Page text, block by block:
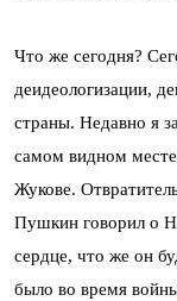
Что же сегодня?
деидеологизации,
страны. Недавно я
самом видном
Жукове.
Пушкин говорил о
сердце, что же он
было во время